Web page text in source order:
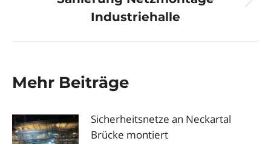
Nächster
Beitrag:
Industriehalle
Mehr Beiträge
Sicherheitsnetze an Neckartal
Brücke montiert